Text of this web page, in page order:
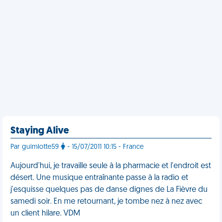
Staying Alive
Par guimlotte59 - 15/07/2011 10:15 - France
Aujourd'hui, je travaille seule à la pharmacie et l'endroit est
désert. Une musique entraînante passe à la radio et
j'esquisse quelques pas de danse dignes de La Fièvre du
samedi soir. En me retournant, je tombe nez à nez avec
un client hilare. VDM